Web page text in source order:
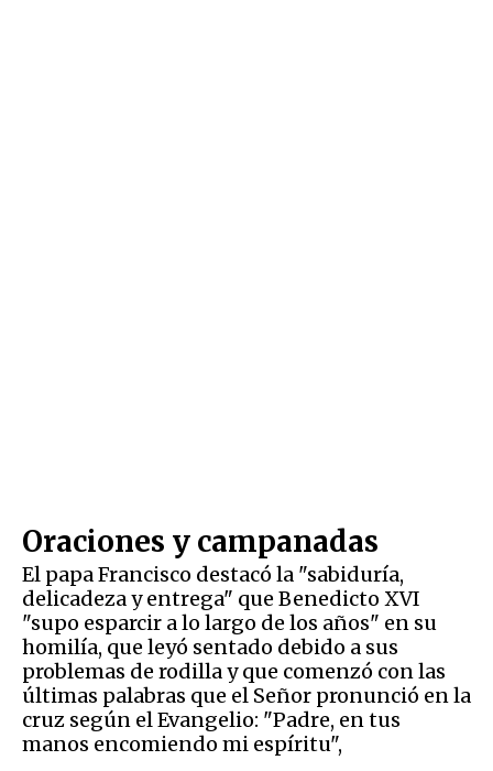
Oraciones y campanadas
El papa Francisco destacó la "sabiduría,
delicadeza y entrega" que Benedicto XVI
"supo esparcir a lo largo de los años" en su
homilía, que leyó sentado debido a sus
problemas de rodilla y que comenzó con las
últimas palabras que el Señor pronunció en la
cruz según el Evangelio: "Padre, en tus
manos encomiendo mi espíritu",